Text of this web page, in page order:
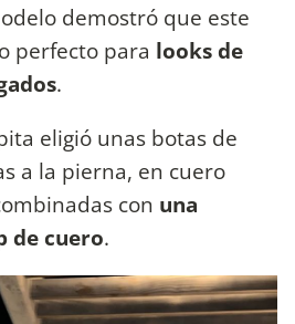
demostró que este
perfecto para looks de
.
eligió unas botas de
a la pierna, en cuero
con una
de cuero.